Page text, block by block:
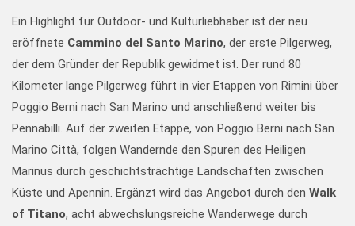
Ein Highlight für Outdoor- und Kulturliebhaber ist der neu
eröffnete Cammino del Santo Marino, der erste Pilgerweg,
der dem Gründer der Republik gewidmet ist. Der rund 80
Kilometer lange Pilgerweg führt in vier Etappen von Rimini über
Poggio Berni nach San Marino und anschließend weiter bis
Pennabilli. Auf der zweiten Etappe, von Poggio Berni nach San
Marino Città, folgen Wandernde den Spuren des Heiligen
Marinus durch geschichtsträchtige Landschaften zwischen
Küste und Apennin. Ergänzt wird das Angebot durch den Walk
of Titano, acht abwechslungsreiche Wanderwege durch